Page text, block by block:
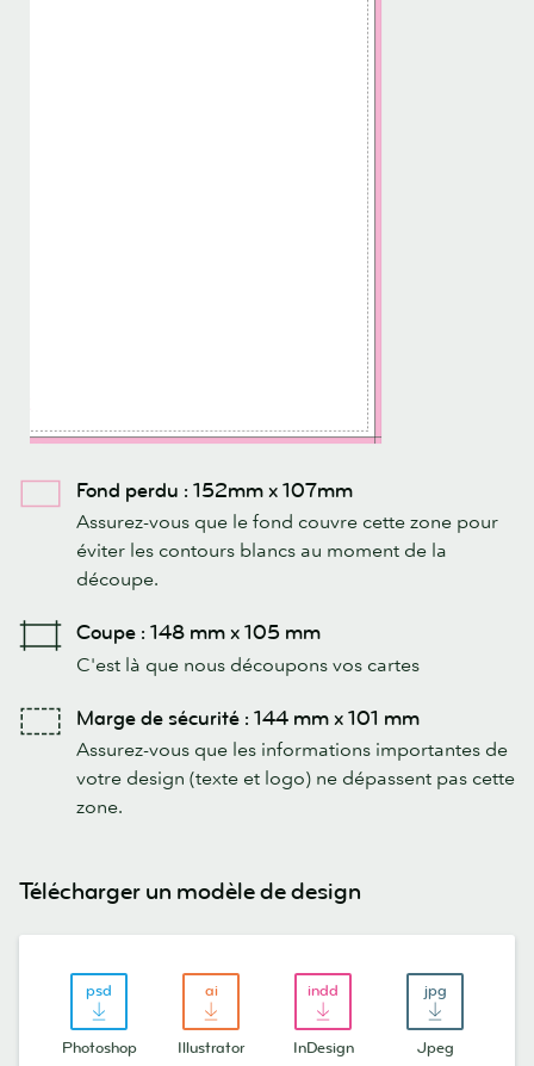
Fond perdu : 152mm x 107mm
Assurez-vous que le fond couvre cette zone pour
éviter les contours blancs au moment de la
découpe.
Coupe : 148 mm x 105 mm
C'est là que nous découpons vos cartes
Marge de sécurité : 144 mm x 101 mm
Assurez-vous que les informations importantes de
votre design (texte et logo) ne dépassent pas cette
zone.
Télécharger un modèle de design
Photoshop Illustrator InDesign Jpeg